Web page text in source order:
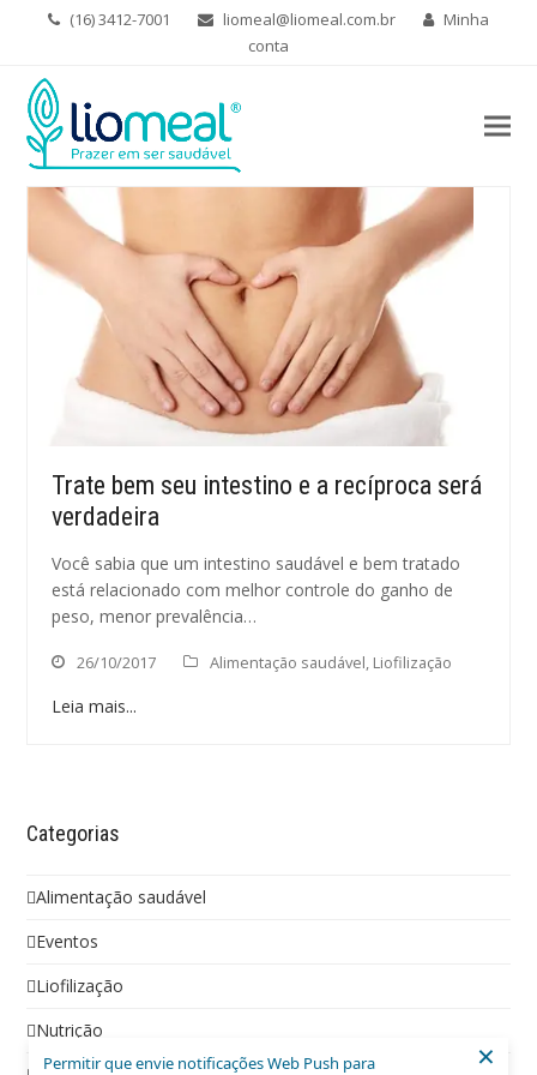
Permitir que envie notificações Web Push para
×
(16) 3412-7001 liomeal@liomeal.com.br
Minha
conta
Trate bem seu intestino e a recíproca será
verdadeira
Você sabia que um intestino saudável e bem tratado
está relacionado com melhor controle do ganho de
peso, menor prevalência…
26/10/2017 Alimentação saudável, Liofilização
Leia mais...
Categorias
Alimentação saudável
Eventos
Liofilização
Nutrição